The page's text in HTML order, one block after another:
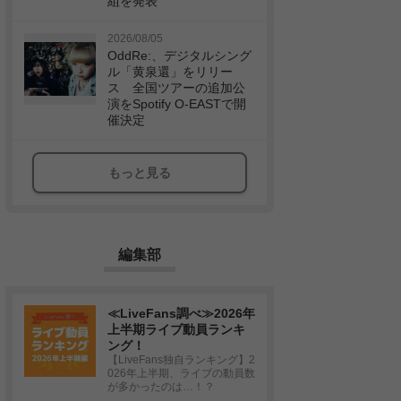
2026/08/05
OddRe:、デジタルシング
ル「黄泉還」をリリー
ス 全国ツアーの追加公
演をSpotify O-EASTで開
催決定
もっと見る
編集部
≪LiveFans調べ≫2026年
上半期ライブ動員ランキ
ング！
【LiveFans独自ランキング】2
026年上半期、ライブの動員数
が多かったのは…！？